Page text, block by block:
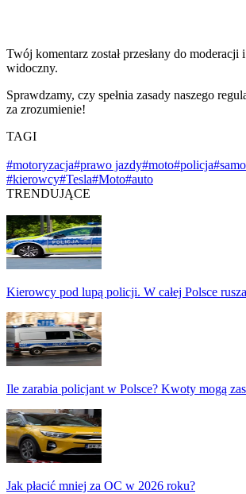
Twój komentarz został przesłany do moderacji
widoczny.
Sprawdzamy, czy spełnia zasady naszego
za zrozumienie!
TAGI
#motoryzacja#prawo jazdy#moto#policja
#kierowcy#Tesla#Moto#auto
TRENDUJĄCE
Kierowcy pod lupą policji. W całej Polsce
Ile zarabia policjant w Polsce? Kwoty mogą
Jak płacić mniej za OC w 2026 roku?